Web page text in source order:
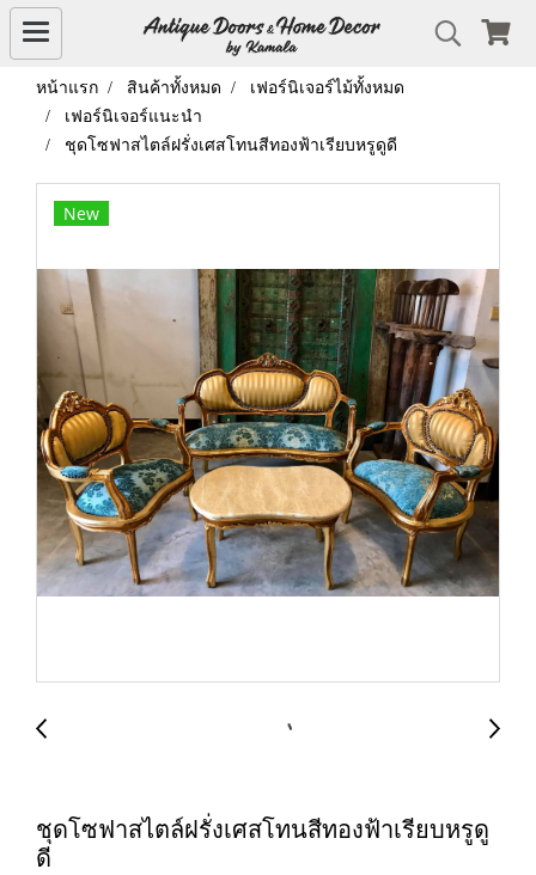
หน้าแรก สินค้าทั้งหมด
เฟอร์นิเจอร์ไม้ทั้งหมด
เฟอร์นิเจอร์แนะนำ
ชุดโซฟาสไตล์ฝรั่งเศสโทนสีทองฟ้าเรียบหรูดูดี
New
ชุดโซฟาสไตล์ฝรั่งเศสโทนสีทองฟ้าเรียบหรูดู
ดี